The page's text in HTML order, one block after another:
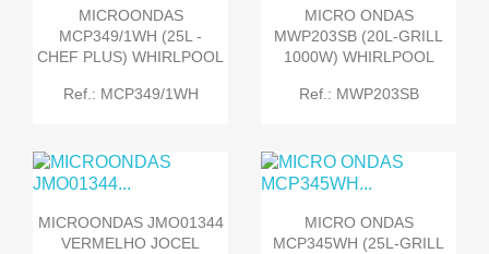
MICROONDAS
MCP349/1WH (25L -
CHEF PLUS) WHIRLPOOL
Ref.: MCP349/1WH
MICRO ONDAS
MWP203SB (20L-GRILL
1000W) WHIRLPOOL
Ref.: MWP203SB
MICROONDAS JMO01344
VERMELHO JOCEL
MICRO ONDAS
MCP345WH (25L-GRILL